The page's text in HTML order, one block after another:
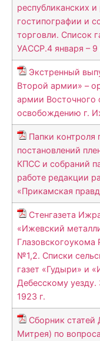
республиканских
гостипографии и
торговли. Список
УАССР.4 января – 9
Экстренный
Второй армии» –
армии Восточного
освобождению г.
Папки контроля
постановлений
КПСС и собраний
работе редакции
«Прикамская
Стенгазета
«Ижевский
Глазовскогоукома
№1,2. Списки
газет «Гудыри» и
Дебесскому уезду.
1923 г.
Сборник статей
Митрея) по